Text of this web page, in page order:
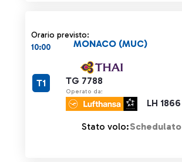
Orario previsto:
10:00
TG 7788
Operato da:
LH 1866
MONACO (MUC)
T1
Stato volo:Schedulato